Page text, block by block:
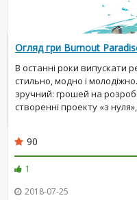
Огляд гри Burnout
В останні роки випускати
стильно, модно і
зручний: грошей на
створенні проекту «з
90
1
2018-07-25